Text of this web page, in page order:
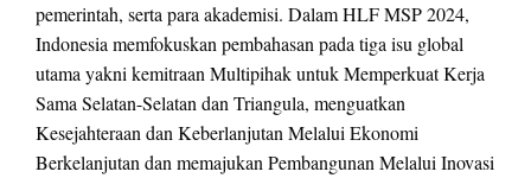
pemerintah, serta para akademisi. Dalam HLF MSP 2024,
Indonesia memfokuskan pembahasan pada tiga isu global
utama yakni kemitraan Multipihak untuk Memperkuat Kerja
Sama Selatan-Selatan dan Triangula, menguatkan
Kesejahteraan dan Keberlanjutan Melalui Ekonomi
Berkelanjutan dan memajukan Pembangunan Melalui Inovasi